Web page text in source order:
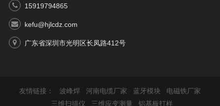
15919794865
kefu@hjlcdz.com
广东省深圳市光明区长凤路412号
友情链接： 波峰焊 河南电缆厂家 蓝牙模块
电磁铁厂家
三维扫描仪
三维应变测量 铝基板打样